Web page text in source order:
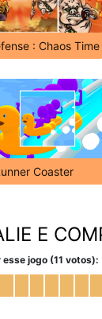
: Chaos Time
Coaster
E
esse jogo (11 votos):